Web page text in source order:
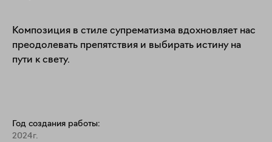
Композиция в стиле супрематизма вдохновляет нас
преодолевать препятствия и выбирать истину на
пути к свету.
Год создания работы:
2024г.